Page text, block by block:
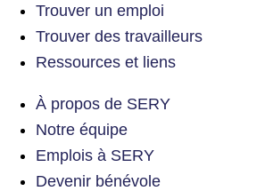
Trouver un emploi
Trouver des travailleurs
Ressources et liens
À propos de SERY
Notre équipe
Emplois à SERY
Devenir bénévole